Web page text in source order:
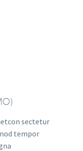
sectetur
tempor